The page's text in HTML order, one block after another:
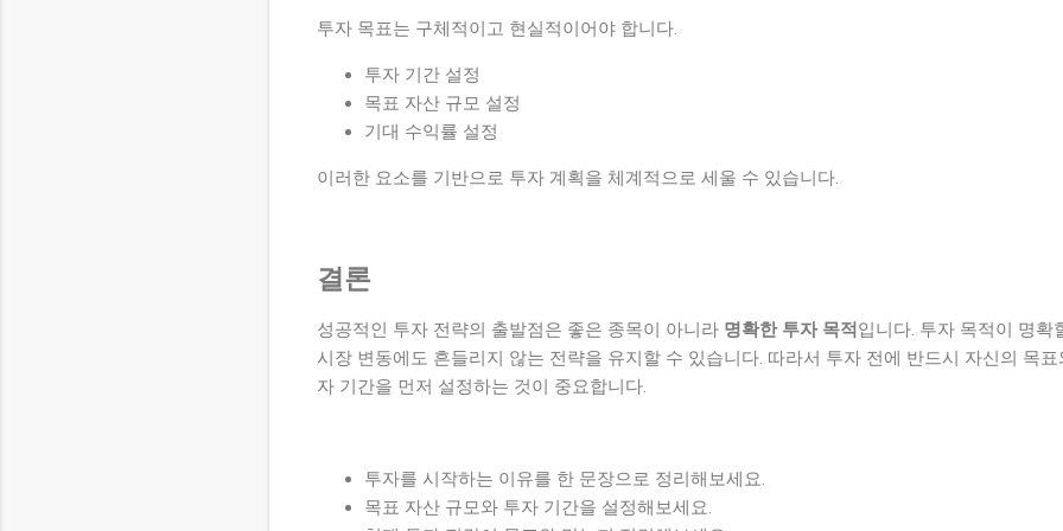
투자 목표는 구체적이고 현실적이어야 합니다.
투자 기간 설정
목표 자산 규모 설정
기대 수익률 설정
이러한 요소를 기반으로 투자 계획을 체계적으로 세울 수 있습니다.
결론
성공적인 투자 전략의 출발점은 좋은 종목이 아니라 명확한 투자 목적 입니다. 투자 목적이 명확
시장 변동에도 흔들리지 않는 전략을 유지할 수 있습니다. 따라서 투자 전에 반드시 자신의 목표
자 기간을 먼저 설정하는 것이 중요합니다.
투자를 시작하는 이유를 한 문장으로 정리해보세요.
목표 자산 규모와 투자 기간을 설정해보세요.